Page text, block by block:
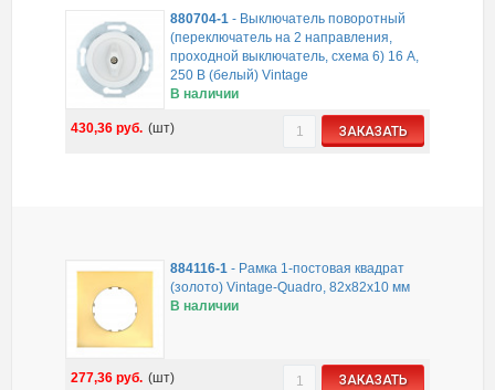
880704-1- Выключатель поворотный
(переключатель на 2 направления,
проходной выключатель, схема 6) 16 A,
250 B (белый) Vintage
В наличии
430,36 руб. (шт) ЗАКАЗАТЬ
884116-1- Рамка 1-постовая квадрат
(золото) Vintage-Quadro, 82х82х10 мм
В наличии
277,36 руб. (шт) ЗАКАЗАТЬ